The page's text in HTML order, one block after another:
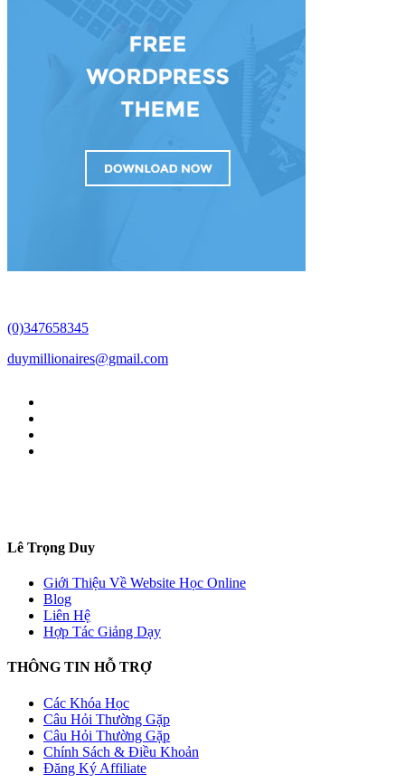
(0)347658345
duymillionaires@gmail.com
Lê Trọng Duy
Giới Thiệu Về Website Học Online
Blog
Liên Hệ
Hợp Tác Giảng Dạy
THÔNG TIN HỖ TRỢ
Các Khóa Học
Câu Hỏi Thường Gặp
Câu Hỏi Thường Gặp
Chính Sách & Điều Khoản
Đăng Ký Affiliate